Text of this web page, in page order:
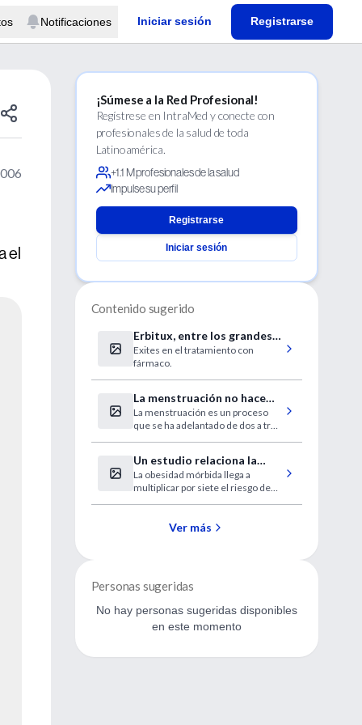
Notificaciones Iniciar sesión Registrarse
el
¡Súmese a la Red Profesional!
Regístrese en IntraMed y conecte con
profesionales de la salud de toda
Latinoamérica.
+1.1 M profesionales de la salud
Impulse su perfil
Registrarse
Iniciar sesión
Contenido sugerido
Erbitux, entre los grandes
avances oncológicos del
año 2005
Exites en el tratamiento con
fármaco.
La menstruación no hace
adolescentes a las niñas.
La menstruación es un proceso
que se ha adelantado de dos a tres
una niña comience con su periodo
a los 9 años, señala especialista.
Un estudio relaciona la
obesidad con la
insuficiencia renal.
La obesidad mórbida llega a
multiplicar por siete el riesgo de
Ver más
Personas sugeridas
No hay personas sugeridas disponibles
en este momento